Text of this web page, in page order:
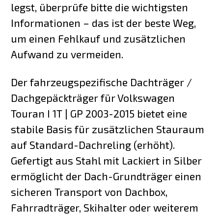
legst, überprüfe bitte die wichtigsten
Informationen – das ist der beste Weg,
um einen Fehlkauf und zusätzlichen
Aufwand zu vermeiden.
Der fahrzeugspezifische Dachträger /
Dachgepäckträger für Volkswagen
Touran I 1T | GP 2003-2015 bietet eine
stabile Basis für zusätzlichen Stauraum
auf Standard-Dachreling (erhöht).
Gefertigt aus Stahl mit Lackiert in Silber
ermöglicht der Dach-Grundträger einen
sicheren Transport von Dachbox,
Fahrradträger, Skihalter oder weiterem